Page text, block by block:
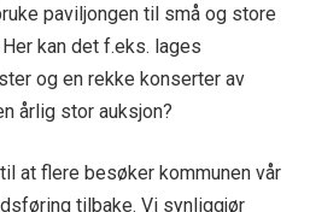
paviljongen til små og store
kan det f.eks. lages
og en rekke konserter av
årlig stor auksjon?
at flere besøker kommunen vår
tilbake. Vi synliggjør